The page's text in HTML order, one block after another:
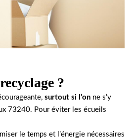
?
surtout si l’on ne s’y
73240. Pour éviter les écueils
le temps et l’énergie nécessaires